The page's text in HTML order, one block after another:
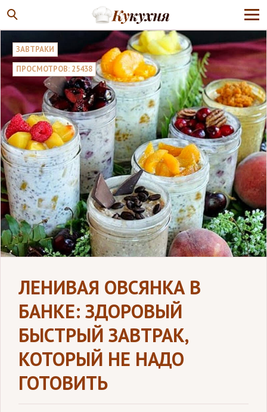
ЗАВТРАКИ
ПРОСМОТРОВ: 25438
ЛЕНИВАЯ ОВСЯНКА В
БАНКЕ: ЗДОРОВЫЙ
БЫСТРЫЙ ЗАВТРАК,
КОТОРЫЙ НЕ НАДО
ГОТОВИТЬ